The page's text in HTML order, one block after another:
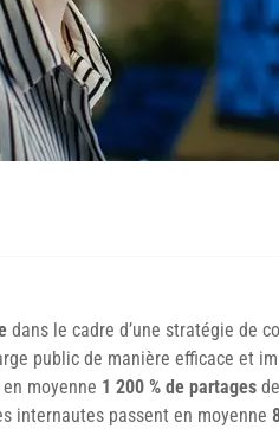
dans le cadre d’une stratégie de
public de manière efficace et
moyenne 1 200 % de partages
internautes passent en moyenne